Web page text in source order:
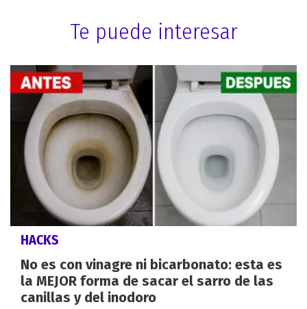
Te puede interesar
HACKS
No es con vinagre ni bicarbonato: esta es
la MEJOR forma de sacar el sarro de las
canillas y del inodoro